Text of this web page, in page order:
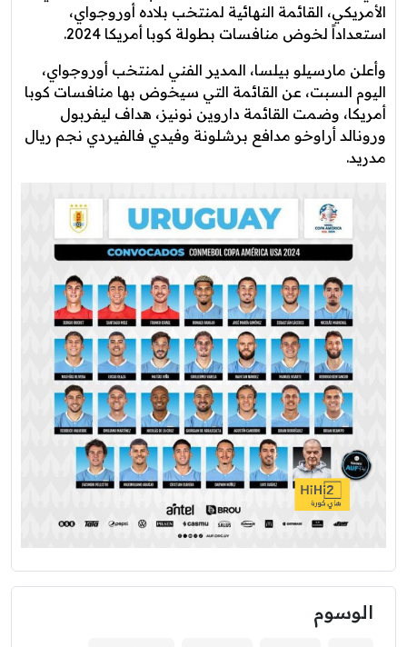
الأمريكي، القائمة النهائية لمنتخب بلاده أوروجواي،
استعداداً لخوض منافسات بطولة كوبا أمريكا 2024.
وأعلن مارسيلو بيلسا، المدير الفني لمنتخب أوروجواي،
اليوم السبت، عن القائمة التي سيخوض بها منافسات كوبا
أمريكا، وضمت القائمة داروين نونيز، هداف ليفربول
ورونالد أراوخو مدافع برشلونة وفيدي فالفيردي نجم ريال
مدريد.
الوسوم